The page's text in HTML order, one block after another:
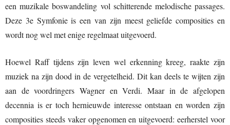
een muzikale boswandeling vol schitterende melodische passages.
Deze 3e Symfonie is een van zijn meest geliefde composities en
wordt nog wel met enige regelmaat uitgevoerd.
Hoewel Raff tijdens zijn leven wel erkenning kreeg, raakte zijn
muziek na zijn dood in de vergetelheid. Dit kan deels te wijten zijn
aan de voordringers Wagner en Verdi. Maar in de afgelopen
decennia is er toch hernieuwde interesse ontstaan en worden zijn
composities steeds vaker opgenomen en uitgevoerd: eerherstel voor